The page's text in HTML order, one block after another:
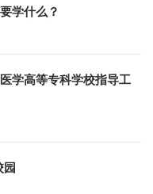
学什么？
学高等专科学校指导工
园